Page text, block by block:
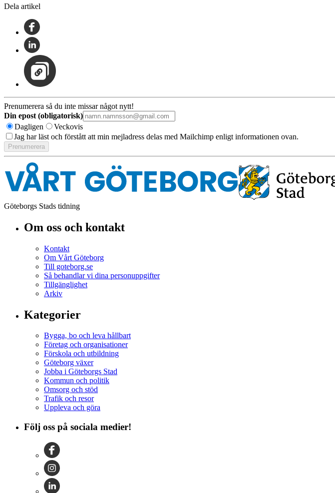
Dela artikel
Prenumerera så du inte missar något nytt!
Din epost (obligatorisk)
Dagligen
Veckovis
Jag har läst och förstått att min mejladress delas med Mailchimp enligt informationen ovan.
Göteborgs Stads tidning
Om oss och kontakt
Kontakt
Om Vårt Göteborg
Till goteborg.se
Så behandlar vi dina personuppgifter
Tillgänglighet
Arkiv
Kategorier
Bygga, bo och leva hållbart
Företag och organisationer
Förskola och utbildning
Göteborg växer
Jobba i Göteborgs Stad
Kommun och politik
Omsorg och stöd
Trafik och resor
Uppleva och göra
Följ oss på sociala medier!